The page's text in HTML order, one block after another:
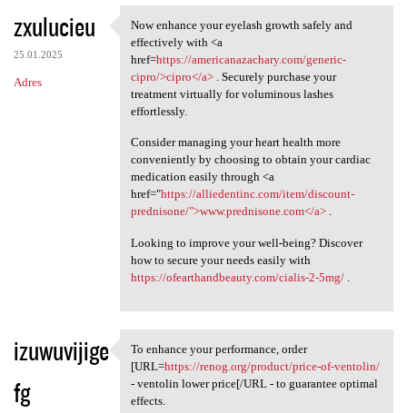
K
o
m
e
zxulucieu
25.01.2025
Adres
Now enhance your eyelash
Now enhance your eyelash growth safely and
effectively with <a
href=https://americanazachary.com/generic-
cipro/>cipro</a>. Securely purchase your
treatment virtually for voluminous lashes
effortlessly.
Consider managing your heart health more
conveniently by choosing to obtain your cardiac
medication easily through <a
href="https://alliedentinc.com/item/discount-
prednisone/">www.prednisone.com</a>.
Looking to improve your well-being? Discover
how to secure your needs easily with
https://ofearthandbeauty.com/cialis-2-5mg/.
izuwuvijige
fg
To enhance your performance,
To enhance your performance, order
[URL=https://renog.org/product/price-of-ventolin/
- ventolin lower price[/URL - to guarantee optimal
effects.